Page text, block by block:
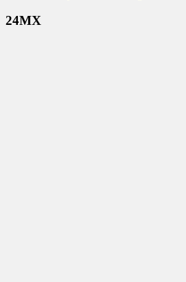
24MX